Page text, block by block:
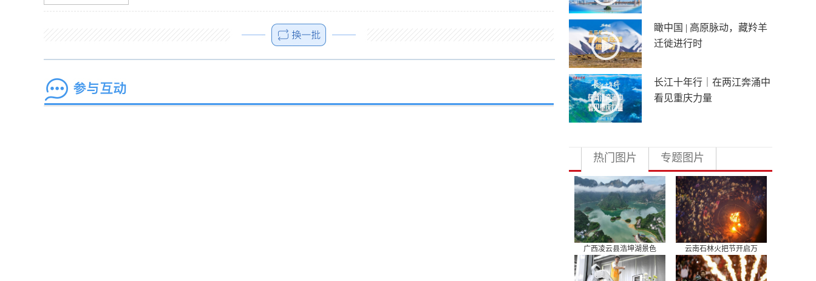
瞰中国 | 高原脉动，藏羚羊
迁徙进行时
长江十年行｜在两江奔涌中
看见重庆力量
热门图片 专题图片
广西凌云县浩坤湖景色 云南石林火把节开启万